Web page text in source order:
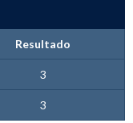
Resultado
3
3